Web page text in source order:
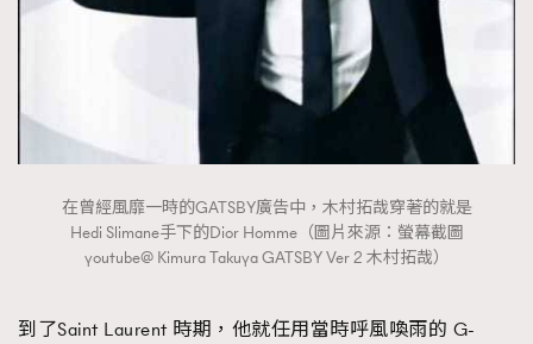
在曾經風靡一時的GATSBY廣告中，木村拓哉穿著的就是
Hedi Slimane手下的Dior Homme（圖片來源：螢幕截圖
youtube@ Kimura Takuya GATSBY Ver 2 木村拓哉）
到了Saint Laurent 時期，他就任用當時呼風喚雨的 G-